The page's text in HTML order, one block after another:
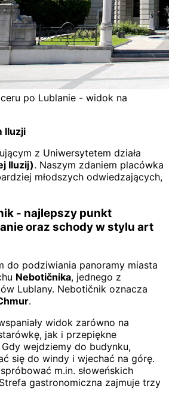
po Lublanie - widok na
Iluzji
z Uniwersytetem działa
Iluzij). Naszym zdaniem placówka
młodszych odwiedzających,
- najlepszy punkt
oraz schody w stylu art
do podziwiania panoramy miasta
Nebotičnika, jednego z
Lublany. Nebotičnik oznacza
.
widok zarówno na
jak i przepiękne
wejdziemy do budynku,
się do windy i wjechać na górę.
m.in. słoweńskich
gastronomiczna zajmuje trzy